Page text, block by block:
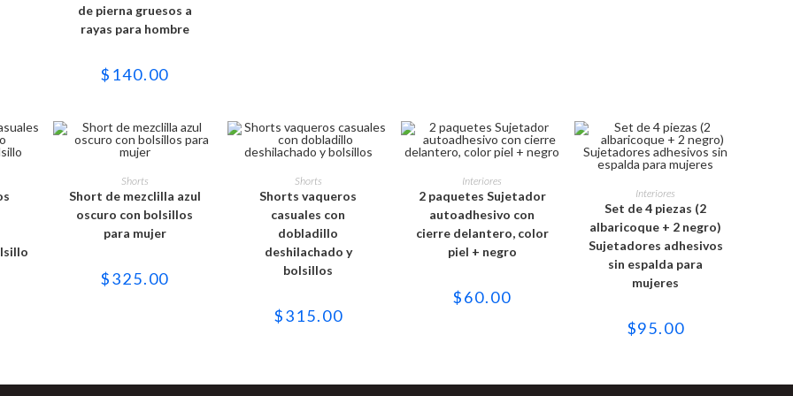
variantes.
Las
opciones
elegir
en
producto
de pierna gruesos a
rayas para hombre
$ 140.00
SELECCIONAR OPCIONES
Este
producto
tiene
múltiples
variantes.
opciones
elegir
en
Shorts
Short de mezclilla azul
oscuro con bolsillos
para mujer
$325.00
SELECCIONAR OPCIONES
Este
producto
tiene
múltiples
variantes.
opciones
se
pueden
elegir
página
de
Shorts
Shorts vaqueros
casuales con
dobladillo
deshilachado y
bolsillos
$315.00
SELECCIONAR OPCIONES
Este
producto
tiene
múltiples
variantes.
opciones
se
pueden
la
Interiores
2 paquetes Sujetador
autoadhesivo con
cierre delantero, color
piel + negro
$60.00
SELECCIONAR OPCIONES
producto
tiene
múltiples
variantes.
opciones
se
pueden
elegir
página
de
Interiores
Set de 4 piezas (2
albaricoque + 2 negro)
Sujetadores adhesivos
sin espalda para
mujeres
$95.00